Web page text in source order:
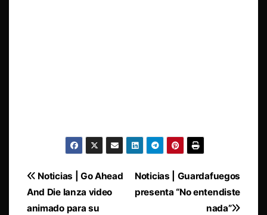
Navegación
de
Noticias | Guardafuegos
presenta “No entendiste
nada”
Noticias | Go Ahead
And Die lanza video
animado para su